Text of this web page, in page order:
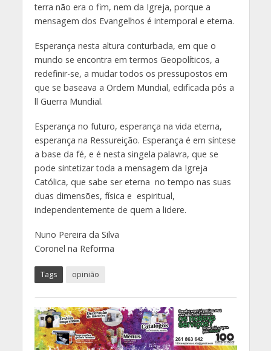
terra não era o fim, nem da Igreja, porque a
mensagem dos Evangelhos é intemporal e eterna.
Esperança nesta altura conturbada, em que o
mundo se encontra em termos Geopolíticos, a
redefinir-se, a mudar todos os pressupostos em
que se baseava a Ordem Mundial, edificada pós a
ll Guerra Mundial.
Esperança no futuro, esperança na vida eterna,
esperança na Ressureição. Esperança é em síntese
a base da fé, e é nesta singela palavra, que se
pode sintetizar toda a mensagem da Igreja
Católica, que sabe ser eterna no tempo nas suas
duas dimensões, física e espiritual,
independentemente de quem a lidere.
Nuno Pereira da Silva
Coronel na Reforma
Tags opinião